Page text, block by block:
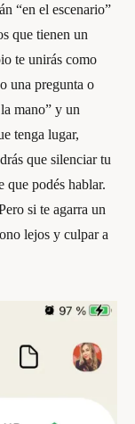
“en el escenario”
que tienen un
te unirás como
una pregunta o
mano” y un
tenga lugar,
que silenciar tu
que podés hablar.
si te agarra un
lejos y culpar a